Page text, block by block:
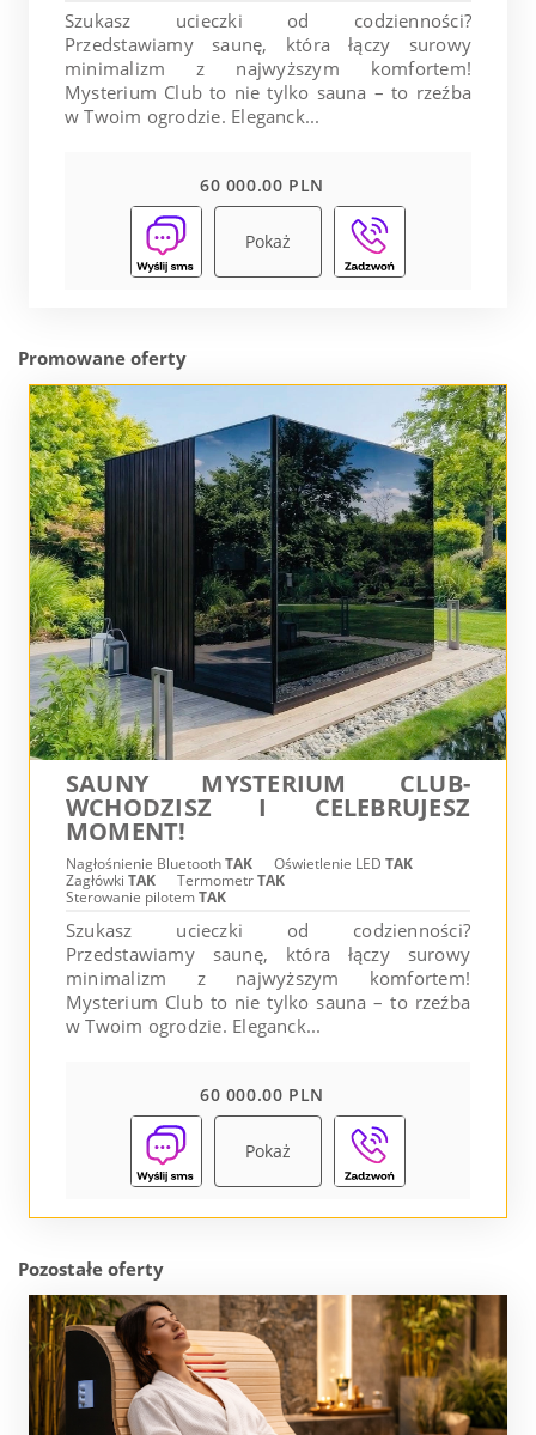
Szukasz ucieczki od codzienności?
Przedstawiamy saunę, która łączy surowy
minimalizm z najwyższym komfortem!
Mysterium Club to nie tylko sauna – to rzeźba
w Twoim ogrodzie. Eleganck...
60 000.00 PLN
Pokaż
Promowane oferty
SAUNY MYSTERIUM CLUB-
WCHODZISZ I CELEBRUJESZ
MOMENT!
Nagłośnienie BluetoothTAK Oświetlenie LED TAK
Zagłówki TAK TermometrTAK
Sterowanie pilotemTAK
Szukasz ucieczki od codzienności?
Przedstawiamy saunę, która łączy surowy
minimalizm z najwyższym komfortem!
Mysterium Club to nie tylko sauna – to rzeźba
w Twoim ogrodzie. Eleganck...
60 000.00 PLN
Pokaż
Pozostałe oferty